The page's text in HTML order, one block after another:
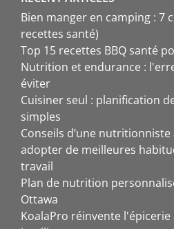
Bien manger en camping : 7
recettes santé)
Top 15 recettes BBQ santé
Nutrition et endurance :
éviter
Cuisiner seul : planification
simples
Conseils d’une
adopter de meilleures
travail
Plan de nutrition
Ottawa
KoalaPro réinvente l'épicerie